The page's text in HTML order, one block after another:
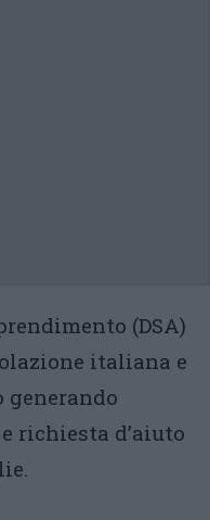
(DSA)
italiana e
richiesta d’aiuto